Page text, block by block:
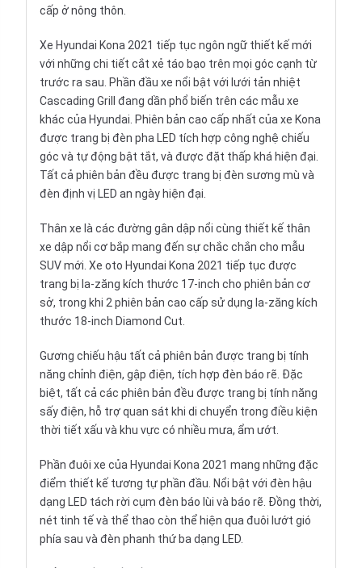
cấp ở nông thôn.
Xe Hyundai Kona 2021 tiếp tục ngôn ngữ thiết kế mới
với những chi tiết cắt xẻ táo bạo trên mọi góc cạnh từ
trước ra sau. Phần đầu xe nổi bật với lưới tản nhiệt
Cascading Grill đang dần phổ biến trên các mẫu xe
khác của Hyundai. Phiên bản cao cấp nhất của xe Kona
được trang bị đèn pha LED tích hợp công nghệ chiếu
góc và tự động bật tắt, và được đặt thấp khá hiện đại.
Tất cả phiên bản đều được trang bị đèn sương mù và
đèn định vị LED an ngày hiện đại.
Thân xe là các đường gân dập nổi cùng thiết kế thân
xe dập nổi cơ bắp mang đến sự chắc chắn cho mẫu
SUV mới. Xe oto Hyundai Kona 2021 tiếp tục được
trang bị la-zăng kích thước 17-inch cho phiên bản cơ
sở, trong khi 2 phiên bản cao cấp sử dụng la-zăng kích
thước 18-inch Diamond Cut.
Gương chiếu hậu tất cả phiên bản được trang bị tính
năng chỉnh điện, gập điện, tích hợp đèn báo rẽ. Đặc
biệt, tất cả các phiên bản đều được trang bị tính năng
sấy điện, hỗ trợ quan sát khi di chuyển trong điều kiện
thời tiết xấu và khu vực có nhiều mưa, ẩm ướt.
Phần đuôi xe của Hyundai Kona 2021 mang những đặc
điểm thiết kế tương tự phần đầu. Nổi bật với đèn hậu
dạng LED tách rời cụm đèn báo lùi và báo rẽ. Đồng thời,
nét tinh tế và thể thao còn thể hiện qua đuôi lướt gió
phía sau và đèn phanh thứ ba dạng LED.